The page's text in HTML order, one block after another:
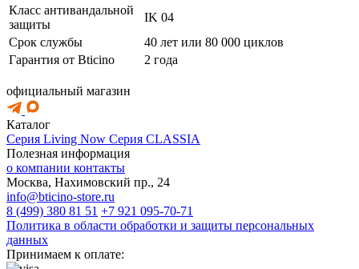
Класс антивандальной
защиты
IK 04
Срок службы
40 лет или 80 000 циклов
Гарантия от Bticino
2 года
официальный магазин
Каталог
Серия Living Now Серия CLASSIA
Полезная информация
о компании контакты
Москва, Нахимовский пр., 24
info@bticino-store.ru
8 (499) 380 81 51 +7 921 095-70-71
Политика в области обработки и защиты персональных
данных
Принимаем к оплате: